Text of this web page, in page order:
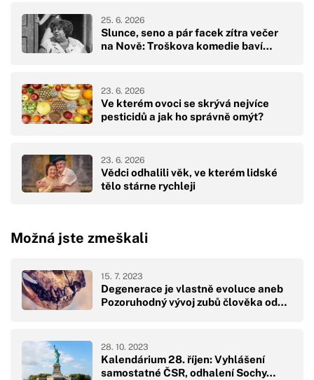
Slunce, seno a pár facek zítra večer
na Nově: Troškova komedie baví…
25. 6. 2026
Ve kterém ovoci se skrývá nejvíce
pesticidů a jak ho správně omýt?
23. 6. 2026
Vědci odhalili věk, ve kterém lidské
tělo stárne rychleji
23. 6. 2026
Možná jste zmeškali
Degenerace je vlastně evoluce aneb
Pozoruhodný vývoj zubů člověka od…
15. 7. 2023
Kalendárium 28. říjen: Vyhlášení
samostatné ČSR, odhalení Sochy…
28. 10. 2023